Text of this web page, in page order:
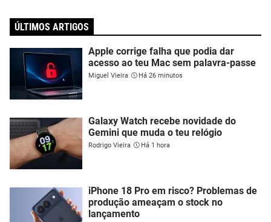
ÚLTIMOS ARTIGOS
Apple corrige falha que podia dar
acesso ao teu Mac sem palavra-passe
Miguel Vieira Há 26 minutos
Galaxy Watch recebe novidade do
Gemini que muda o teu relógio
Rodrigo Vieira Há 1 hora
iPhone 18 Pro em risco? Problemas de
produção ameaçam o stock no
lançamento